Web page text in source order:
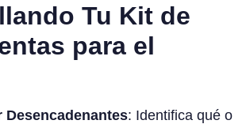
Tu Kit de
para el
Desencadenantes: Identifica qué o